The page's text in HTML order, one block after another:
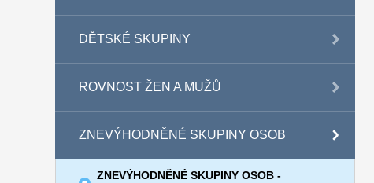
DĚTSKÉ SKUPINY
ROVNOST ŽEN A MUŽŮ
ZNEVÝHODNĚNÉ SKUPINY OSOB
ZNEVÝHODNĚNÉ SKUPINY OSOB -